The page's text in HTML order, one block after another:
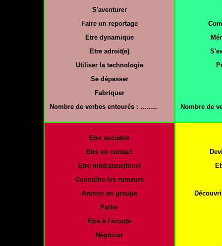
S'aventurer
Faire un reportage
Etre dynamique
Etre adroit(e)
Utiliser la technologie
Se dépasser
Fabriquer
Nombre de verbes entourés : ……..
Nombre de
Etre sociable
Etre en contact
Etre médiateur(trice)
Connaître les rumeurs
Animer en groupe
Parler
Etre à l'écoute
Négocier